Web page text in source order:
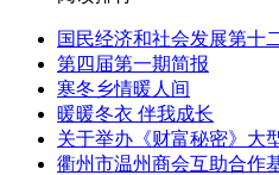
国民经济和社会发展第十
第四届第一期简报
寒冬乡情暖人间
暖暖冬衣 伴我成长
关于举办《财富秘密》大
衢州市温州商会互助合作